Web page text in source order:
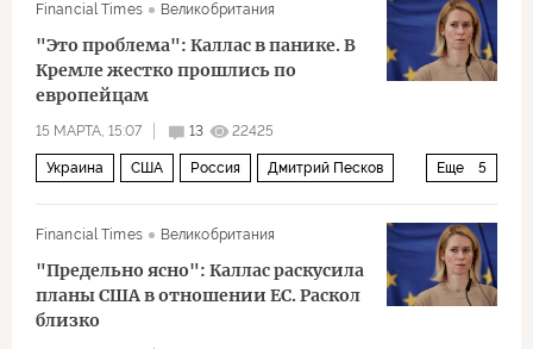
Политика
Financial Times Великобритания
"Это проблема": Каллас в панике. В
Кремле жестко прошлись по
европейцам
15 МАРТА, 15:07 13 22425
Еще 5
Украина США Россия Дмитрий Песков
Financial Times Великобритания
"Предельно ясно": Каллас раскусила
планы США в отношении ЕС. Раскол
близко